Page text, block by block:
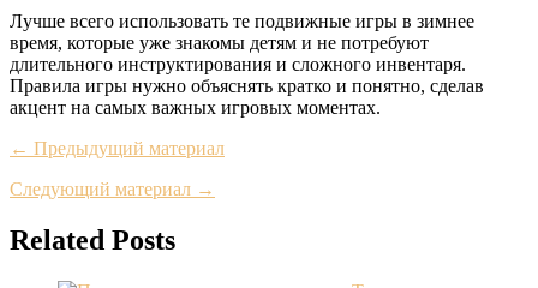
Лучше всего использовать те подвижные игры в зимнее
время, которые уже знакомы детям и не потребуют
длительного инструктирования и сложного инвентаря.
Правила игры нужно объяснять кратко и понятно, сделав
акцент на самых важных игровых моментах.
← Предыдущий материал
Следующий материал →
Related Posts